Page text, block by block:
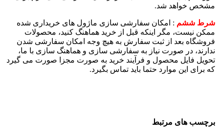
مشخص خواهد شد.
شرط ششم : امکان سفارشی سازی ماژول های خریداری شده
ممکن نیست، مگر اینکه قبل از خرید هماهنگ کنید، محصولات
فروشگاه بعد از ثبت سفارش به هیچ وجه امکان سفارشی شدن
ندارند، در صورت نیاز به سفارشی سازی و هماهنگ سازی با ما،
تحویل فایل محصول و فرآیند خرید به صورت مجزا صورت می گیرد
که برای این موارد حتما باید تماس بگیرد.
برچسب های مرتبط